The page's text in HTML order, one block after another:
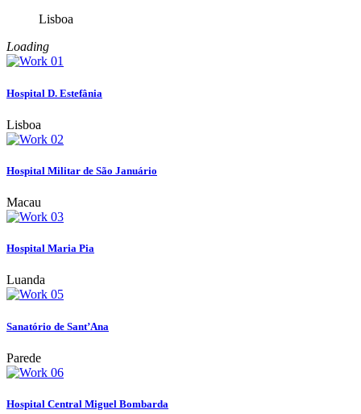
Lisboa
Loading
Hospital D. Estefânia
Lisboa
Hospital Militar de São Januário
Macau
Hospital Maria Pia
Luanda
Sanatório de Sant’Ana
Parede
Hospital Central Miguel Bombarda